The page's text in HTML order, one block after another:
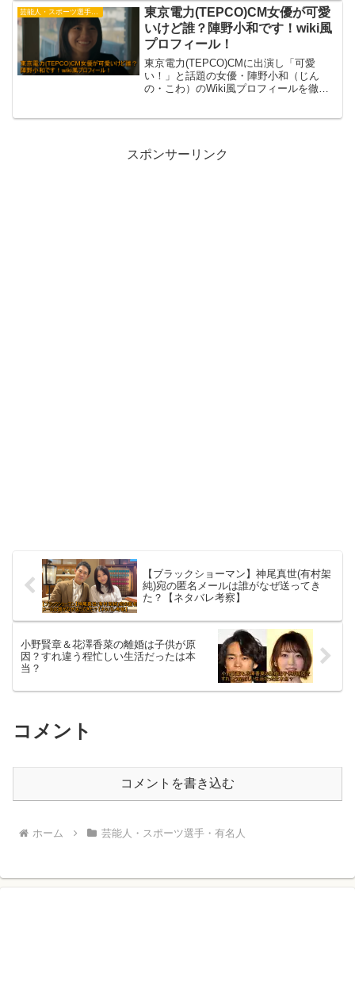
東京電力(TEPCO)CM女優が可愛
いけど誰？陣野小和です！wiki風
プロフィール！
東京電力(TEPCO)CMに出演し「可愛
い！」と話題の女優・陣野小和（じん
の・こわ）のWiki風プロフィールを徹底
スポンサーリンク
【ブラックショーマン】神尾真世(有村架
純)宛の匿名メールは誰がなぜ送ってき
た？【ネタバレ考察】
小野賢章＆花澤香菜の離婚は子供が原
因？すれ違う程忙しい生活だったは本
当？
コメント
コメントを書き込む
ホーム 芸能人・スポーツ選手・有名人